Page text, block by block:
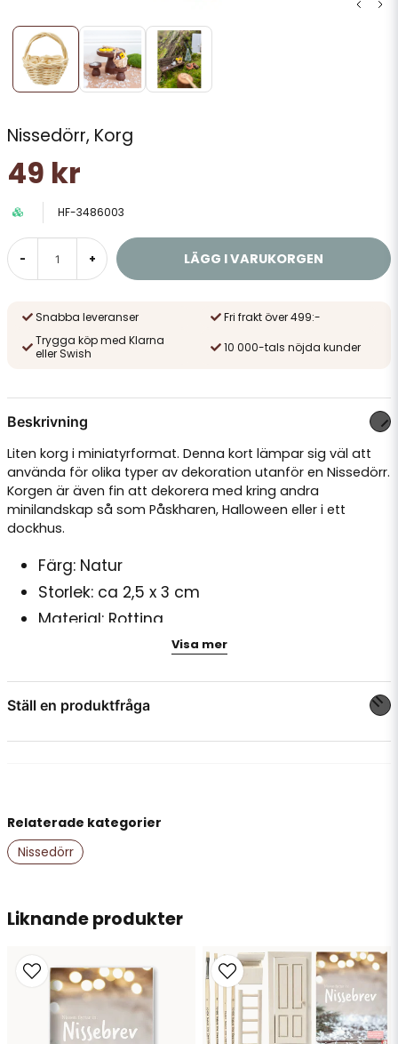
Nissedörr, Korg
49 kr
HF-3486003
- + LÄGG I VARUKORGEN
Snabba leveranser
Fri frakt över 499:-
Trygga köp med Klarna
eller Swish
10 000-tals nöjda kunder
Beskrivning
Liten korg i miniatyrformat. Denna kort lämpar sig väl att
använda för olika typer av dekoration utanför en Nissedörr.
Korgen är även fin att dekorera med kring andra
minilandskap så som Påskharen, Halloween eller i ett
dockhus.
Färg: Natur
Storlek: ca 2,5 x 3 cm
Material: Rotting
Visa mer
Ställ en produktfråga
name
Namn
email
Mejladress
Ja, ni får publicera min fråga
Liknande produkter
Relaterade kategorier
Nissedörr